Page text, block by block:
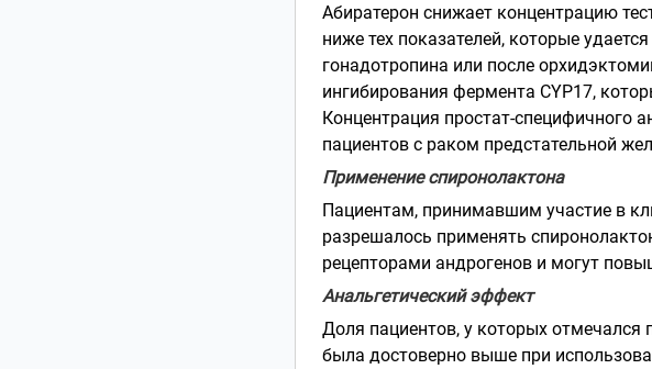
Абиратерон снижает концентрацию
ниже тех показателей, которые
гонадотропина или после
ингибирования фермента CYP17,
Концентрация простат-специфичного
пациентов с раком предстательной
Применение спиронолактона
Пациентам, принимавшим участие в
разрешалось применять
рецепторами андрогенов и могут
Анальгетический эффект
Доля пациентов, у которых отмечался
была достоверно выше при